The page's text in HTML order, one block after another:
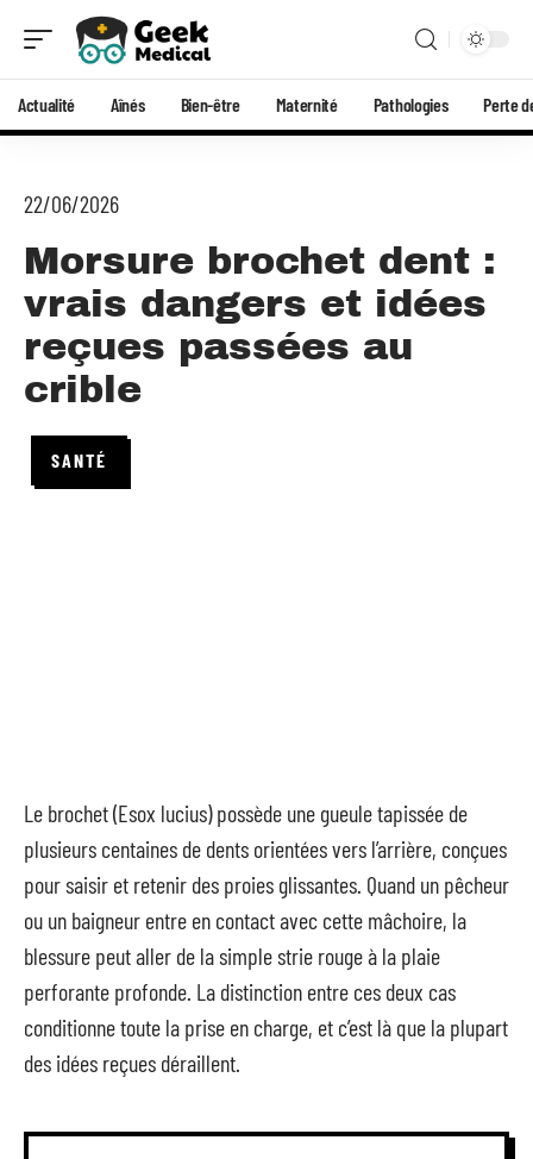
Actualité Aînés Bien-être Maternité Pathologies Perte
22/06/2026
Morsure brochet dent :
vrais dangers et idées
reçues passées au
crible
SANTÉ
Le brochet (Esox lucius) possède une gueule tapissée de
plusieurs centaines de dents orientées vers l’arrière, conçues
pour saisir et retenir des proies glissantes. Quand un pêcheur
ou un baigneur entre en contact avec cette mâchoire, la
blessure peut aller de la simple strie rouge à la plaie
perforante profonde. La distinction entre ces deux cas
conditionne toute la prise en charge, et c’est là que la plupart
des idées reçues déraillent.